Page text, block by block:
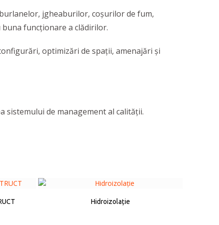
jgheaburilor, coșurilor de fum,
funcționare a clădirilor.
optimizări de spații, amenajări și
sistemului de management al calităţii.
Hidroizolație